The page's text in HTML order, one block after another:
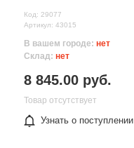
Код: 29077
Артикул: 43015
В вашем городе: нет
Склад: нет
8 845.00 руб.
Товар отсутствует
Узнать о поступлении